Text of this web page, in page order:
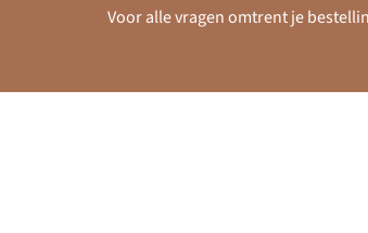
Voor alle vragen omtrent je